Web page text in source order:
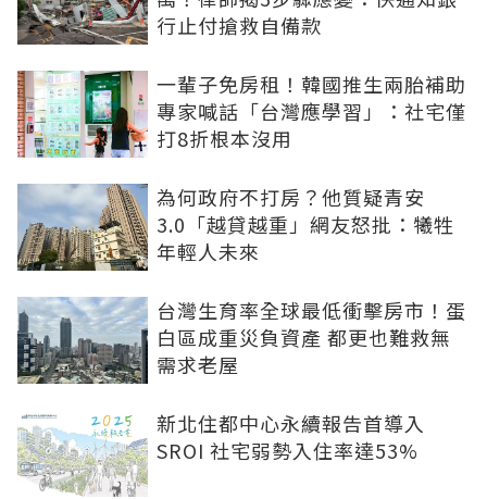
行止付搶救自備款
一輩子免房租！韓國推生兩胎補助
專家喊話「台灣應學習」：社宅僅
打8折根本沒用
為何政府不打房？他質疑青安
3.0「越貸越重」網友怒批：犧牲
年輕人未來
台灣生育率全球最低衝擊房市！蛋
白區成重災負資產 都更也難救無
需求老屋
新北住都中心永續報告首導入
SROI 社宅弱勢入住率達53%